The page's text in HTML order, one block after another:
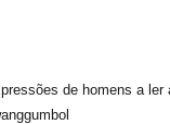
de homens a